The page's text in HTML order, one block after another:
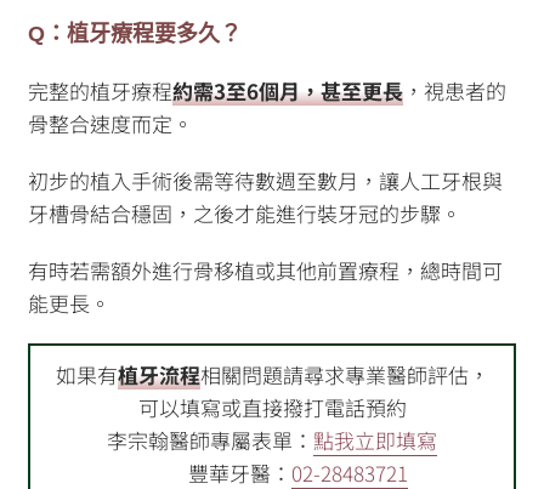
Q：植牙療程要多久？
完整的植牙療程約需3至6個月，甚至更長 ，視患者的
骨整合速度而定。
初步的植入手術後需等待數週至數月，讓人工牙根與
牙槽骨結合穩固，之後才能進行裝牙冠的步驟。
有時若需額外進行骨移植或其他前置療程，總時間可
能更長。
如果有植牙流程相關問題請尋求專業醫師評估，
可以填寫或直接撥打電話預約
李宗翰醫師專屬表單： 點我立即填寫
豐華牙醫： 02-28483721